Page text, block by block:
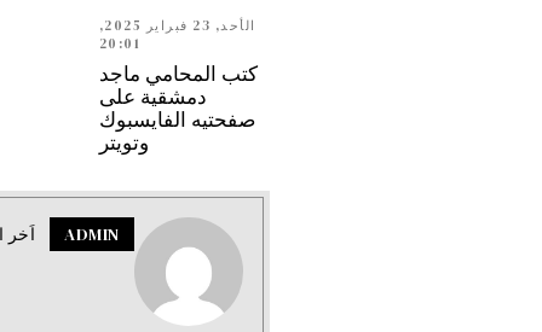
الأحد, 23 فبراير 2025,
20:01
كتب المحامي ماجد
دمشقية على
صفحتيه الفايسبوك
وتويتر
ADMIN اَخر